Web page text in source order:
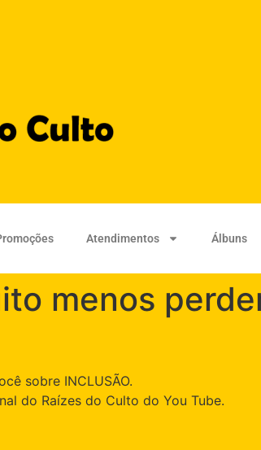
Atendimentos Álbuns
menos
sobre INCLUSÃO.
do Raízes do Culto do You Tube.